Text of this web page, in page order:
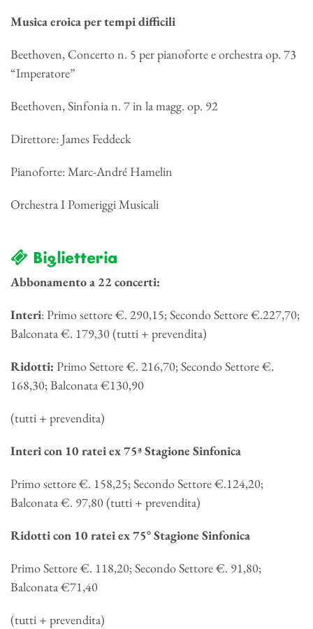
Musica eroica per tempi difficili
Beethoven, Concerto n. 5 per pianoforte e orchestra op. 73
“Imperatore”
Beethoven, Sinfonia n. 7 in la magg. op. 92
Direttore: James Feddeck
Pianoforte: Marc-André Hamelin
Orchestra I Pomeriggi Musicali
Biglietteria
Abbonamento a 22 concerti:
Interi: Primo settore €. 290,15; Secondo Settore €.227,70;
Balconata €. 179,30 (tutti + prevendita)
Ridotti: Primo Settore €. 216,70; Secondo Settore €.
168,30; Balconata €130,90
(tutti + prevendita)
Interi con 10 ratei ex 75ª Stagione Sinfonica
Primo settore €. 158,25; Secondo Settore €.124,20;
Balconata €. 97,80 (tutti + prevendita)
Ridotti con 10 ratei ex 75° Stagione Sinfonica
Primo Settore €. 118,20; Secondo Settore €. 91,80;
Balconata €71,40
(tutti + prevendita)